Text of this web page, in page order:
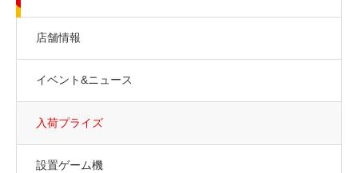
店舗情報
イベント&ニュース
入荷プライズ
設置ゲーム機